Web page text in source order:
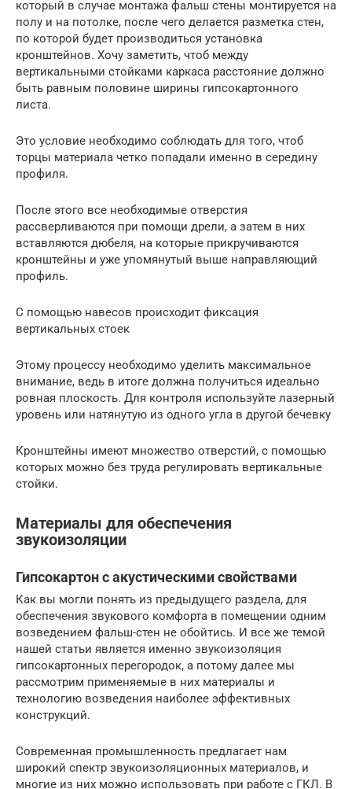
который в случае монтажа фальш стены монтируется на
полу и на потолке, после чего делается разметка стен,
по которой будет производиться установка
кронштейнов. Хочу заметить, чтоб между
вертикальными стойками каркаса расстояние должно
быть равным половине ширины гипсокартонного
листа.
Это условие необходимо соблюдать для того, чтоб
торцы материала четко попадали именно в середину
профиля.
После этого все необходимые отверстия
рассверливаются при помощи дрели, а затем в них
вставляются дюбеля, на которые прикручиваются
кронштейны и уже упомянутый выше направляющий
профиль.
С помощью навесов происходит фиксация
вертикальных стоек
Этому процессу необходимо уделить максимальное
внимание, ведь в итоге должна получиться идеально
ровная плоскость. Для контроля используйте лазерный
уровень или натянутую из одного угла в другой бечевку
Кронштейны имеют множество отверстий, с помощью
которых можно без труда регулировать вертикальные
стойки.
Материалы для обеспечения
звукоизоляции
Гипсокартон с акустическими свойствами
Как вы могли понять из предыдущего раздела, для
обеспечения звукового комфорта в помещении одним
возведением фальш-стен не обойтись. И все же темой
нашей статьи является именно звукоизоляция
гипсокартонных перегородок, а потому далее мы
рассмотрим применяемые в них материалы и
технологию возведения наиболее эффективных
конструкций.
Современная промышленность предлагает нам
широкий спектр звукоизоляционных материалов, и
многие из них можно использовать при работе с ГКЛ. В